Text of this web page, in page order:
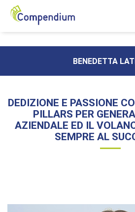
Salta al contenuto principale
BENEDETTA
DEDIZIONE E PASSIONE
PILLARS PER
AZIENDALE ED IL
SEMPRE AL